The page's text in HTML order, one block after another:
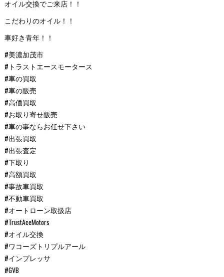
オイル交換でご来店！！
こだわりのオイル！！
車好き青年！！
#美濃加茂市
#トラストエースモータース
#車の買取
#車の販売
#高価買取
#お取り寄せ販売
#車の事ならお任せ下さい
#出張買取
#出張査定
#下取り
#高額買取
#事故車買取
#不動車買取
#オートローン取扱店
#TrustAceMotors
#オイル交換
#ワコーズトリプルアール
#インプレッサ
#GVB